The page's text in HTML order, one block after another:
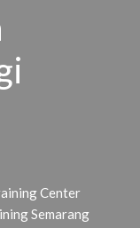
Center
Semarang